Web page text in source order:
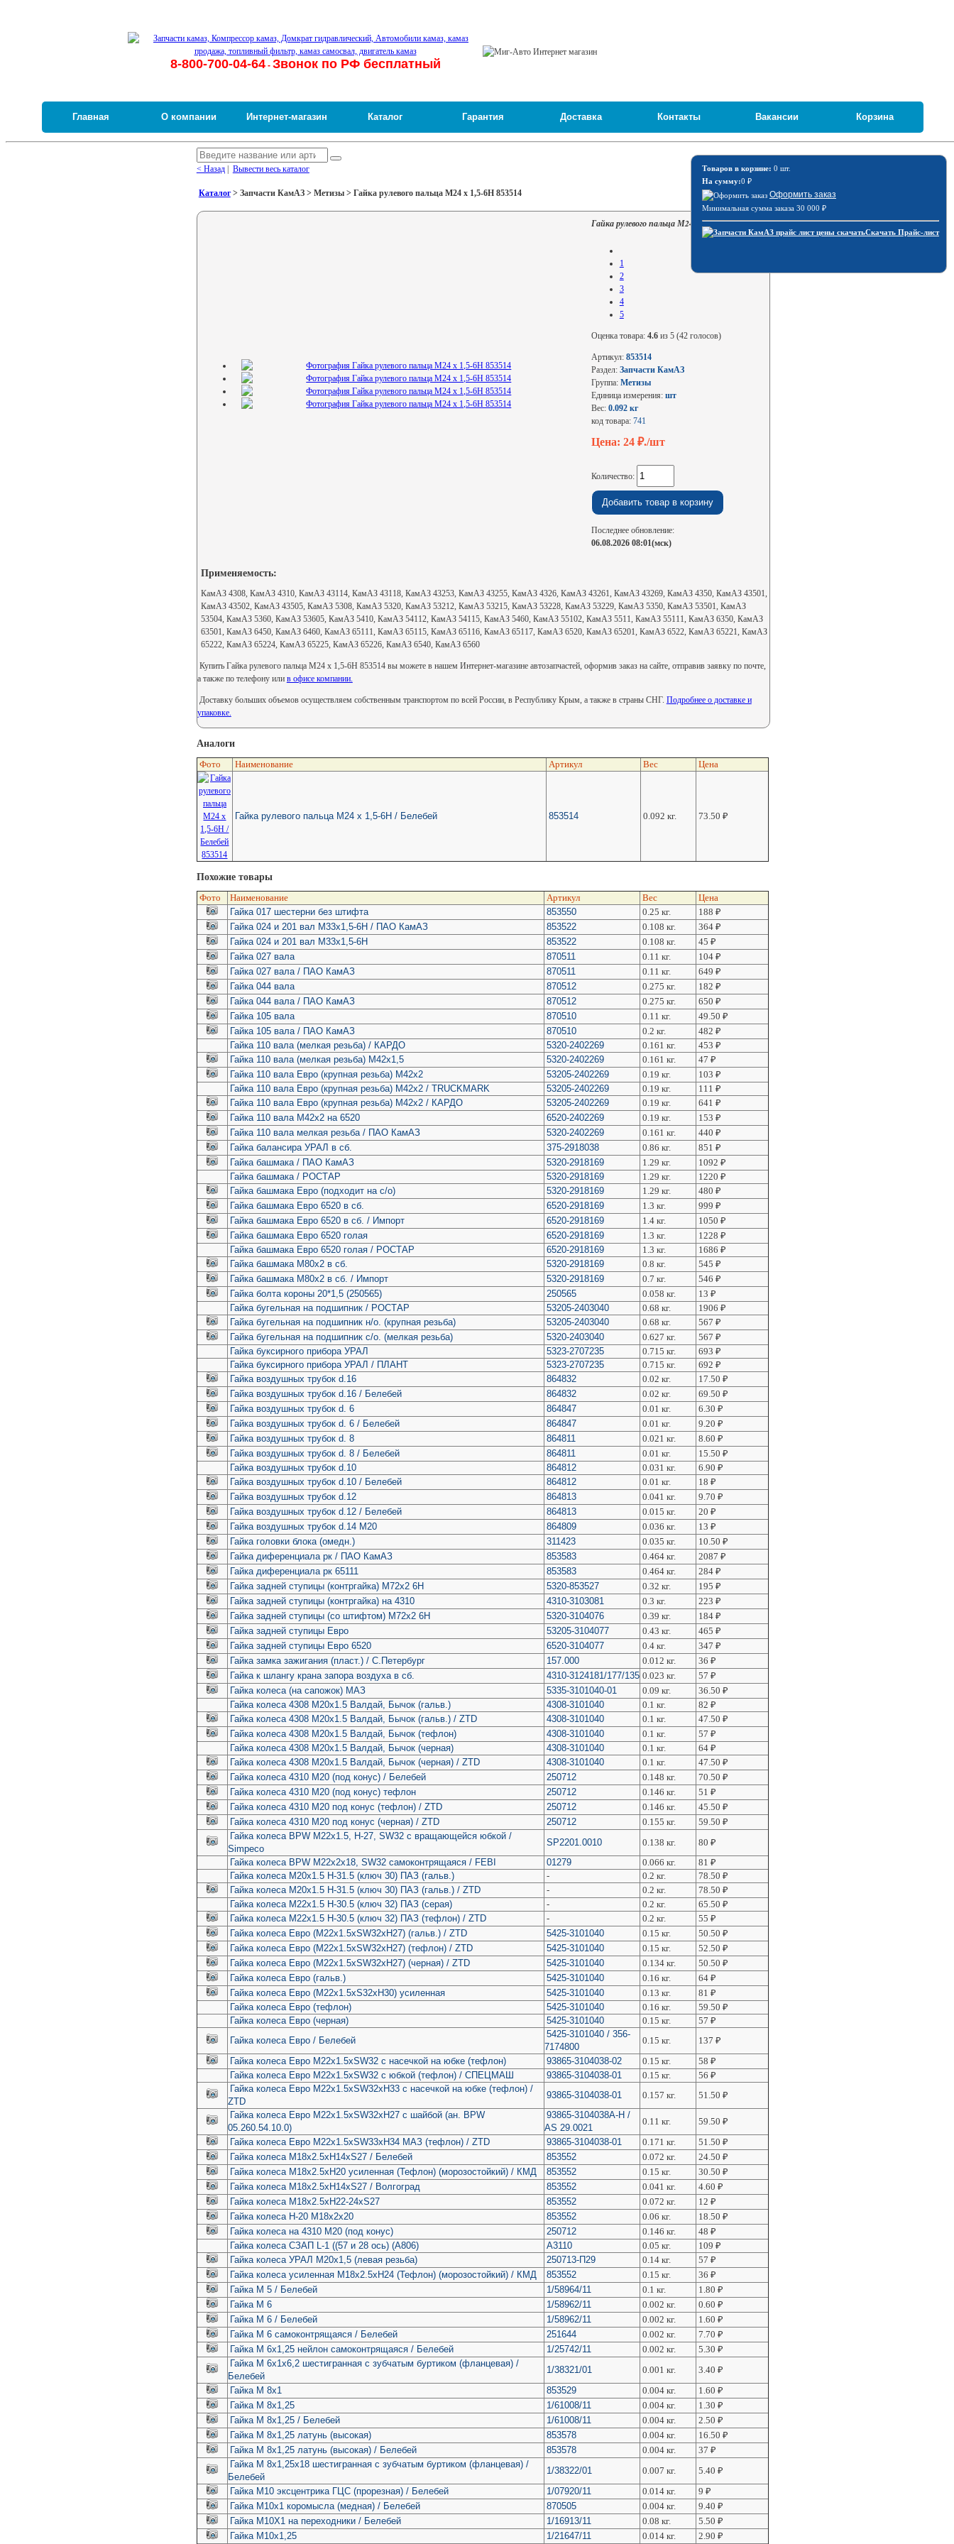
8-800-700-04-64- Звонок по РФ бесплатный
Главная О компании Интернет-магазин Каталог Гарантия Доставка Контакты Вакансии Корзина
Товаров в корзине: 0 шт.
На сумму:0 ₽
Оформить заказ
Минимальная сумма заказа 30 000 ₽
Скачать Прайс-лист
< Назад| Вывести весь каталог
Каталог> Запчасти КамАЗ > Метизы > Гайка рулевого пальца М24 х 1,5-6Н 853514
Гайка рулевого пальца М24 х 1,5-6Н 853514
1
2
3
4
5
Оценка товара: 4.6из 5 (42 голосов)
Артикул: 853514
Раздел: Запчасти КамАЗ
Группа: Метизы
Единица измерения: шт
Вес: 0.092 кг
код товара: 741
Цена: 24 ₽./шт
Количество:
Последнее обновление:
06.08.2026 08:01(мск)
Применяемость:
КамАЗ 4308, КамАЗ 4310, КамАЗ 43114, КамАЗ 43118, КамАЗ 43253, КамАЗ 43255, КамАЗ 4326, КамАЗ 43261, КамАЗ 43269, КамАЗ 4350, КамАЗ 43501,
КамАЗ 43502, КамАЗ 43505, КамАЗ 5308, КамАЗ 5320, КамАЗ 53212, КамАЗ 53215, КамАЗ 53228, КамАЗ 53229, КамАЗ 5350, КамАЗ 53501, КамАЗ
53504, КамАЗ 5360, КамАЗ 53605, КамАЗ 5410, КамАЗ 54112, КамАЗ 54115, КамАЗ 5460, КамАЗ 55102, КамАЗ 5511, КамАЗ 55111, КамАЗ 6350, КамАЗ
63501, КамАЗ 6450, КамАЗ 6460, КамАЗ 65111, КамАЗ 65115, КамАЗ 65116, КамАЗ 65117, КамАЗ 6520, КамАЗ 65201, КамАЗ 6522, КамАЗ 65221, КамАЗ
65222, КамАЗ 65224, КамАЗ 65225, КамАЗ 65226, КамАЗ 6540, КамАЗ 6560
Купить Гайка рулевого пальца М24 х 1,5-6Н 853514 вы можете в нашем Интернет-магазине автозапчастей, оформив заказ на сайте, отправив заявку по почте,
а также по телефону или в офисе компании.
Доставку больших объемов осуществляем собственным транспортом по всей России, в Республику Крым, а также в страны СНГ. Подробнее о доставке и
упаковке.
Аналоги
Фото Наименование Артикул Вес Цена
Гайка рулевого пальца М24 х 1,5-6Н / Белебей 853514 0.092 кг. 73.50 ₽
Похожие товары
Фото Наименование Артикул Вес
Цена
Гайка 017 шестерни без штифта
853550 0.25 кг. 188 ₽
Гайка 024 и 201 вал М33х1,5-6Н / ПАО КамАЗ
853522 0.108 кг. 364 ₽
Гайка 024 и 201 вал М33х1,5-6Н
853522 0.108 кг. 45 ₽
Гайка 027 вала
870511 0.11 кг. 104 ₽
Гайка 027 вала / ПАО КамАЗ
870511 0.11 кг. 649 ₽
Гайка 044 вала
870512 0.275 кг. 182 ₽
Гайка 044 вала / ПАО КамАЗ
870512 0.275 кг. 650 ₽
Гайка 105 вала
870510 0.11 кг. 49.50 ₽
Гайка 105 вала / ПАО КамАЗ
870510 0.2 кг. 482 ₽
Гайка 110 вала (мелкая резьба) / КАРДО
5320-2402269 0.161 кг. 453 ₽
Гайка 110 вала (мелкая резьба) М42х1,5
5320-2402269 0.161 кг. 47 ₽
Гайка 110 вала Евро (крупная резьба) М42х2
53205-2402269 0.19 кг. 103 ₽
Гайка 110 вала Евро (крупная резьба) М42х2 / TRUCKMARK
53205-2402269 0.19 кг. 111 ₽
Гайка 110 вала Евро (крупная резьба) М42х2 / КАРДО
53205-2402269 0.19 кг. 641 ₽
Гайка 110 вала М42х2 на 6520
6520-2402269 0.19 кг. 153 ₽
Гайка 110 вала мелкая резьба / ПАО КамАЗ
5320-2402269 0.161 кг. 440 ₽
Гайка балансира УРАЛ в сб.
375-2918038 0.86 кг. 851 ₽
Гайка башмака / ПАО КамАЗ
5320-2918169 1.29 кг. 1092 ₽
Гайка башмака / РОСТАР
5320-2918169 1.29 кг. 1220 ₽
Гайка башмака Евро (подходит на с/о)
5320-2918169 1.29 кг. 480 ₽
Гайка башмака Евро 6520 в сб.
6520-2918169 1.3 кг. 999 ₽
Гайка башмака Евро 6520 в сб. / Импорт
6520-2918169 1.4 кг. 1050 ₽
Гайка башмака Евро 6520 голая
6520-2918169 1.3 кг. 1228 ₽
Гайка башмака Евро 6520 голая / РОСТАР
6520-2918169 1.3 кг. 1686 ₽
Гайка башмака М80х2 в сб.
5320-2918169 0.8 кг. 545 ₽
Гайка башмака М80х2 в сб. / Импорт
5320-2918169 0.7 кг. 546 ₽
Гайка болта короны 20*1,5 (250565)
250565 0.058 кг. 13 ₽
Гайка бугельная на подшипник / РОСТАР
53205-2403040 0.68 кг. 1906 ₽
Гайка бугельная на подшипник н/о. (крупная резьба)
53205-2403040 0.68 кг. 567 ₽
Гайка бугельная на подшипник с/о. (мелкая резьба)
5320-2403040 0.627 кг. 567 ₽
Гайка буксирного прибора УРАЛ
5323-2707235 0.715 кг. 693 ₽
Гайка буксирного прибора УРАЛ / ПЛАНТ
5323-2707235 0.715 кг. 692 ₽
Гайка воздушных трубок d.16
864832 0.02 кг. 17.50 ₽
Гайка воздушных трубок d.16 / Белебей
864832 0.02 кг. 69.50 ₽
Гайка воздушных трубок d. 6
864847 0.01 кг. 6.30 ₽
Гайка воздушных трубок d. 6 / Белебей
864847 0.01 кг. 9.20 ₽
Гайка воздушных трубок d. 8
864811 0.021 кг. 8.60 ₽
Гайка воздушных трубок d. 8 / Белебей
864811 0.01 кг. 15.50 ₽
Гайка воздушных трубок d.10
864812 0.031 кг. 6.90 ₽
Гайка воздушных трубок d.10 / Белебей
864812 0.01 кг. 18 ₽
Гайка воздушных трубок d.12
864813 0.041 кг. 9.70 ₽
Гайка воздушных трубок d.12 / Белебей
864813 0.015 кг. 20 ₽
Гайка воздушных трубок d.14 М20
864809 0.036 кг. 13 ₽
Гайка головки блока (омедн.)
311423 0.035 кг. 10.50 ₽
Гайка диференциала рк / ПАО КамАЗ
853583 0.464 кг. 2087 ₽
Гайка диференциала рк 65111
853583 0.464 кг. 284 ₽
Гайка задней ступицы (контргайка) М72х2 6Н
5320-853527 0.32 кг. 195 ₽
Гайка задней ступицы (контргайка) на 4310
4310-3103081 0.3 кг. 223 ₽
Гайка задней ступицы (со штифтом) М72х2 6Н
5320-3104076 0.39 кг. 184 ₽
Гайка задней ступицы Евро
53205-3104077 0.43 кг. 465 ₽
Гайка задней ступицы Евро 6520
6520-3104077 0.4 кг. 347 ₽
Гайка замка зажигания (пласт.) / С.Петербург
157.000 0.012 кг. 36 ₽
Гайка к шлангу крана запора воздуха в сб.
4310-3124181/177/135 0.023 кг. 57 ₽
Гайка колеса (на сапожок) МАЗ
5335-3101040-01 0.09 кг. 36.50 ₽
Гайка колеса 4308 М20х1.5 Валдай, Бычок (гальв.)
4308-3101040 0.1 кг. 82 ₽
Гайка колеса 4308 М20х1.5 Валдай, Бычок (гальв.) / ZTD
4308-3101040 0.1 кг. 47.50 ₽
Гайка колеса 4308 М20х1.5 Валдай, Бычок (тефлон)
4308-3101040 0.1 кг. 57 ₽
Гайка колеса 4308 М20х1.5 Валдай, Бычок (черная)
4308-3101040 0.1 кг. 64 ₽
Гайка колеса 4308 М20х1.5 Валдай, Бычок (черная) / ZTD
4308-3101040 0.1 кг. 47.50 ₽
Гайка колеса 4310 М20 (под конус) / Белебей
250712 0.148 кг. 70.50 ₽
Гайка колеса 4310 М20 (под конус) тефлон
250712 0.146 кг. 51 ₽
Гайка колеса 4310 М20 под конус (тефлон) / ZTD
250712 0.146 кг. 45.50 ₽
Гайка колеса 4310 М20 под конус (черная) / ZTD
250712 0.155 кг. 59.50 ₽
Гайка колеса BPW М22х1.5, H-27, SW32 с вращающейся юбкой /
Simpeco
SP2201.0010 0.138 кг. 80 ₽
Гайка колеса BPW М22х2х18, SW32 самоконтрящаяся / FEBI
01279 0.066 кг. 81 ₽
Гайка колеса M20x1.5 H-31.5 (ключ 30) ПАЗ (гальв.)
- 0.2 кг. 78.50 ₽
Гайка колеса M20x1.5 H-31.5 (ключ 30) ПАЗ (гальв.) / ZTD
- 0.2 кг. 78.50 ₽
Гайка колеса M22x1.5 H-30.5 (ключ 32) ПАЗ (серая)
- 0.2 кг. 65.50 ₽
Гайка колеса M22x1.5 H-30.5 (ключ 32) ПАЗ (тефлон) / ZTD
- 0.2 кг. 55 ₽
Гайка колеса Евро (M22x1.5xSW32xH27) (гальв.) / ZTD
5425-3101040 0.15 кг. 50.50 ₽
Гайка колеса Евро (M22x1.5xSW32xH27) (тефлон) / ZTD
5425-3101040 0.15 кг. 52.50 ₽
Гайка колеса Евро (M22x1.5xSW32xH27) (черная) / ZTD
5425-3101040 0.134 кг. 50.50 ₽
Гайка колеса Евро (гальв.)
5425-3101040 0.16 кг. 64 ₽
Гайка колеса Евро (М22х1.5хS32хH30) усиленная
5425-3101040 0.13 кг. 81 ₽
Гайка колеса Евро (тефлон)
5425-3101040 0.16 кг. 59.50 ₽
Гайка колеса Евро (черная)
5425-3101040 0.15 кг. 57 ₽
Гайка колеса Евро / Белебей
5425-3101040 / 356-
7174800
0.15 кг. 137 ₽
Гайка колеса Евро М22х1.5хSW32 с насечкой на юбке (тефлон)
93865-3104038-02 0.15 кг. 58 ₽
Гайка колеса Евро М22х1.5хSW32 с юбкой (тефлон) / СПЕЦМАШ
93865-3104038-01 0.15 кг. 56 ₽
Гайка колеса Евро М22х1.5хSW32xH33 с насечкой на юбке (тефлон) /
ZTD
93865-3104038-01 0.157 кг. 51.50 ₽
Гайка колеса Евро М22х1.5хSW32хH27 с шайбой (ан. BPW
05.260.54.10.0)
93865-3104038A-H /
AS 29.0021
0.11 кг. 59.50 ₽
Гайка колеса Евро М22х1.5хSW33xH34 МАЗ (тефлон) / ZTD
93865-3104038-01 0.171 кг. 51.50 ₽
Гайка колеса М18х2.5хH14хS27 / Белебей
853552 0.072 кг. 24.50 ₽
Гайка колеса М18х2.5хH20 усиленная (Тефлон) (морозостойкий) / КМД
853552 0.15 кг. 30.50 ₽
Гайка колеса М18х2.5хН14хS27 / Волгоград
853552 0.041 кг. 4.60 ₽
Гайка колеса М18х2.5хН22-24хS27
853552 0.072 кг. 12 ₽
Гайка колеса Н-20 М18х2х20
853552 0.06 кг. 18.50 ₽
Гайка колеса на 4310 М20 (под конус)
250712 0.146 кг. 48 ₽
Гайка колеса СЗАП L-1 ((57 и 28 ось) (А806)
А3110 0.05 кг. 109 ₽
Гайка колеса УРАЛ М20х1,5 (левая резьба)
250713-П29 0.14 кг. 57 ₽
Гайка колеса усиленная М18х2.5хH24 (Тефлон) (морозостойкий) / КМД
853552 0.15 кг. 36 ₽
Гайка М 5 / Белебей
1/58964/11 0.1 кг. 1.80 ₽
Гайка М 6
1/58962/11 0.002 кг. 0.60 ₽
Гайка М 6 / Белебей
1/58962/11 0.002 кг. 1.60 ₽
Гайка М 6 самоконтрящаяся / Белебей
251644 0.002 кг. 7.70 ₽
Гайка М 6х1,25 нейлон самоконтрящаяся / Белебей
1/25742/11 0.002 кг. 5.30 ₽
Гайка М 6х1х6,2 шестигранная с зубчатым буртиком (фланцевая) /
Белебей
1/38321/01 0.001 кг. 3.40 ₽
Гайка М 8х1
853529 0.004 кг. 1.60 ₽
Гайка М 8х1,25
1/61008/11 0.004 кг. 1.30 ₽
Гайка М 8х1,25 / Белебей
1/61008/11 0.004 кг. 2.50 ₽
Гайка М 8х1,25 латунь (высокая)
853578 0.004 кг. 16.50 ₽
Гайка М 8х1,25 латунь (высокая) / Белебей
853578 0.004 кг. 37 ₽
Гайка М 8х1,25х18 шестигранная с зубчатым буртиком (фланцевая) /
Белебей
1/38322/01 0.007 кг. 5.40 ₽
Гайка М10 эксцентрика ГЦС (прорезная) / Белебей
1/07920/11 0.014 кг. 9 ₽
Гайка М10х1 коромысла (медная) / Белебей
870505 0.004 кг. 9.40 ₽
Гайка М10Х1 на переходники / Белебей
1/16913/11 0.08 кг. 5.50 ₽
Гайка М10х1,25
1/21647/11 0.014 кг. 2.90 ₽